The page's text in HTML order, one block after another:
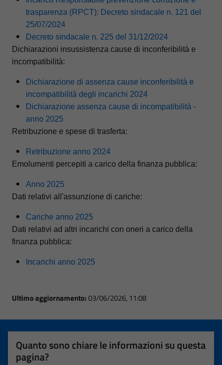
trasparenza (RPCT): Decreto sindacale n. 121 del
25/07/2024
Decreto sindacale n. 225 del 31/12/2024
Dichiarazioni insussistenza cause di inconferibilità e
incompatibilità:
Dichiarazione di assenza cause inconferibilità e
incompatibilità degli incarichi 2024
Dichiarazione assenza cause di incompatibilità -
anno 2025
Retribuzione e spese di trasferta:
Retribuzione anno 2024
Emolumenti percepiti a carico della finanza pubblica:
Anno 2025
Dati relativi all'assunzione di cariche:
Cariche anno 2025
Dati relativi ad altri incarichi con oneri a carico della
finanza pubblica:
Incarichi anno 2025
Ultimo aggiornamento:03/06/2026, 11:08
Quanto sono chiare le informazioni su questa
pagina?